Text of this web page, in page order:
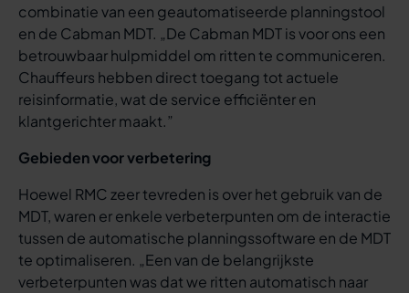
combinatie van een geautomatiseerde planningstool
en de Cabman MDT. „De Cabman MDT is voor ons een
betrouwbaar hulpmiddel om ritten te communiceren.
Chauffeurs hebben direct toegang tot actuele
reisinformatie, wat de service efficiënter en
klantgerichter maakt.”
Gebieden voor verbetering
Hoewel RMC zeer tevreden is over het gebruik van de
MDT, waren er enkele verbeterpunten om de interactie
tussen de automatische planningssoftware en de MDT
te optimaliseren. „Een van de belangrijkste
verbeterpunten was dat we ritten automatisch naar